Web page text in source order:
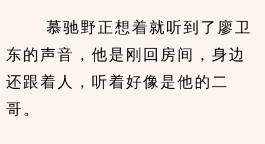
慕驰野正想着就听到了廖卫
东的声音，他是刚回房间，身边
还跟着人，听着好像是他的二
哥。